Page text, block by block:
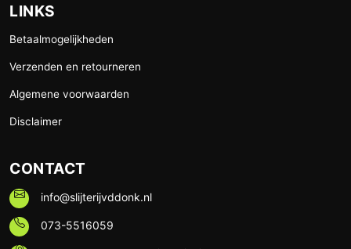
LINKS
Betaalmogelijkheden
Verzenden en retourneren
Algemene voorwaarden
Disclaimer
CONTACT
info@slijterijvddonk.nl
073-5516059